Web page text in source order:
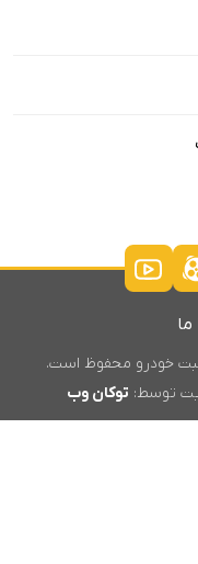
ما
توسط: توکان وب